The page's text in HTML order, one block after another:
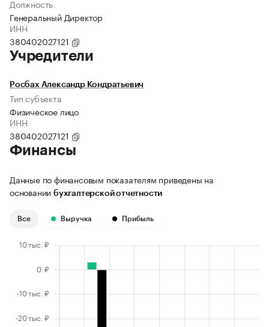
Должность
Генеральный Директор
ИНН
380402027121
Учредители
Росбах Александр Кондратьевич
Тип субъекта
Физическое лицо
ИНН
380402027121
Финансы
Данные по финансовым показателям приведены на
основании бухгалтерской отчетности
Все Выручка Прибыль